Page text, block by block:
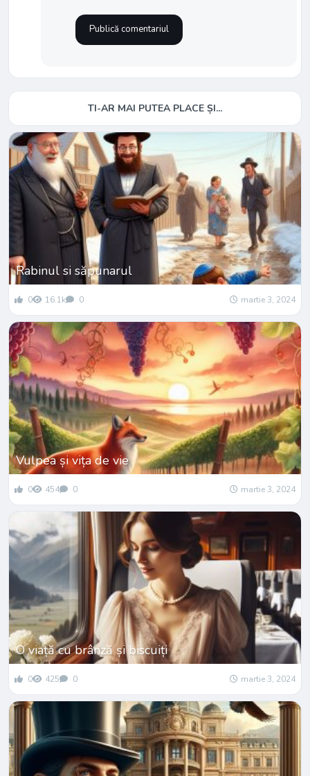
TI-AR MAI PUTEA PLACE ȘI...
Rabinul si săpunarul
0 16.1k 0 martie 3, 2024
Vulpea și vița de vie
0 454 0 martie 3, 2024
O viață cu brânză și biscuiți
0 425 0 martie 3, 2024